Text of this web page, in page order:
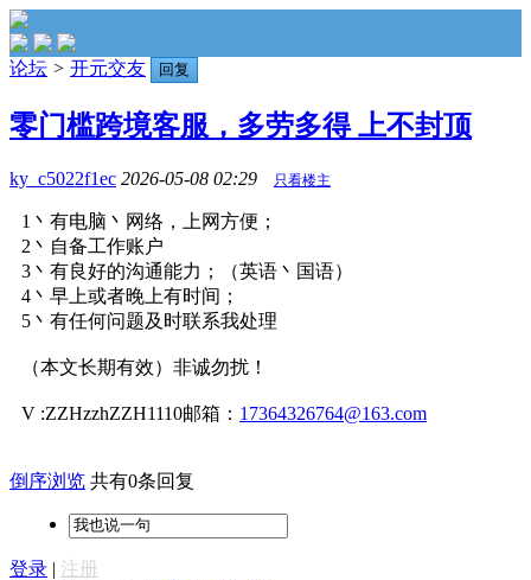
论坛 > 开元交友 回复
零门槛跨境客服，多劳多得 上不封顶
ky_c5022f1ec 2026-05-08 02:29 只看楼主
1丶有电脑丶网络，上网方便；
2丶自备工作账户
3丶有良好的沟通能力；（英语丶国语）
4丶早上或者晚上有时间；
5丶有任何问题及时联系我处理
（本文长期有效）非诚勿扰！
V :ZZHzzhZZH1110邮箱： 17364326764@163.com
倒序浏览 共有0条回复
登录 | 注册